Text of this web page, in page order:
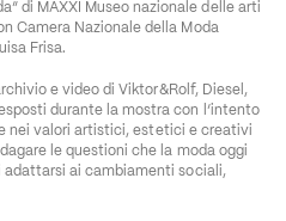
di MAXXI Museo nazionale delle arti
Camera Nazionale della Moda
Frisa.
e video di Viktor&Rolf, Diesel,
durante la mostra con l’intento
nei valori artistici, estetici e creativi
le questioni che la moda oggi
ai cambiamenti sociali,